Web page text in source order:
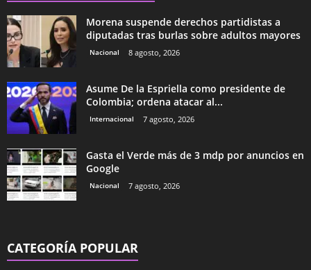
Morena suspende derechos partidistas a
diputadas tras burlas sobre adultos mayores
Nacional 8 agosto, 2026
Asume De la Espriella como presidente de
Colombia; ordena atacar al...
Internacional 7 agosto, 2026
Gasta el Verde más de 3 mdp por anuncios en
Google
Nacional 7 agosto, 2026
CATEGORÍA POPULAR